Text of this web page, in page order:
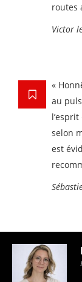
routes
Victor
«
au
selon
est